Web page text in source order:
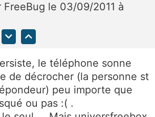
FreeBug le 03/09/2011 à
le téléphone sonne
de décrocher (la personne st
peu importe que
ou pas :( .